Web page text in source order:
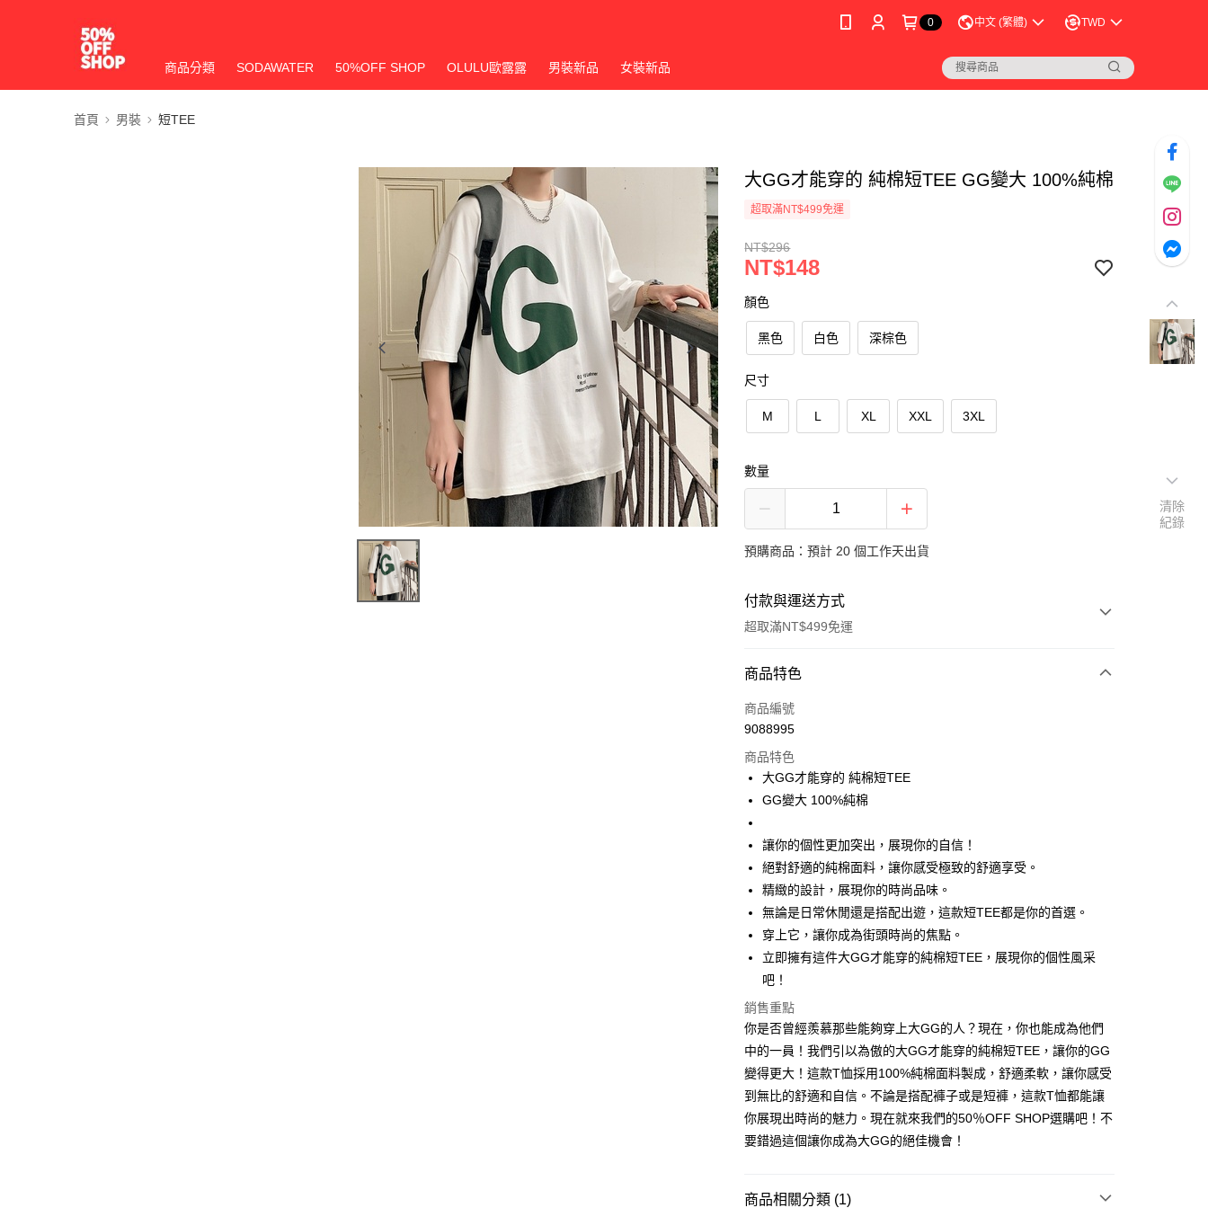
0 中文 (繁體) TWD
商品分類 SODAWATER 50%OFF SHOP OLULU歐露露 男裝新品 女裝新品
首頁 男裝 短TEE
大GG才能穿的 純棉短TEE GG變大 100%純棉
超取滿NT$499免運
NT$296
NT$148
顏色
黑色 白色 深棕色
尺寸
M L XL XXL 3XL
數量
預購商品：預計 20 個工作天出貨
付款與運送方式
超取滿NT$499免運
付款方式
信用卡一次付款
LINE Pay
Apple Pay
街口支付
悠遊付
Google Pay
全盈+PAY
大哥付你分期
【大哥付你分期使用說明】
1.本服務由台灣大哥大提供，台灣大哥大用戶可立即使用無須另外申請。
2.付款方式選擇「大哥付你分期」，訂單成立後會自動跳轉到大哥付的交易
流程，驗證手機門號後，選擇欲分期的期數、繳款截止日，確認付款後即
完成交易。
3.實際核准額度、可分期數及費用金額請依後續交易確認頁面所載為準。
消。如遇「轉專審核」未通過狀況，表示未達大哥付你分期系統評分，恕
無法說明評估內容。
2.透過簡訊連結打開帳單後，可選擇「超商條碼／台灣大直營門市／銀行轉
AFTEE先享後付
相關說明
AFTEE先享後付是「在收到商品之後才付款」的支付方式。 讓您購物簡單
便利好安心！
１．簡單：不需註冊會員、不需綁卡、不需儲值。
２．便利：只要手機號碼，簡訊認證，即可結帳。
３．安心：先確認商品／服務後，再付款。
１．於結帳方式選擇「AFTEE先享後付」後，將跳轉至「AFTEE先享後
ATM付款
運送方式
每筆NT$45
商品特色
商品編號
9088995
商品特色
大GG才能穿的 純棉短TEE
GG變大 100%純棉
讓你的個性更加突出，展現你的自信！
絕對舒適的純棉面料，讓你感受極致的舒適享受。
精緻的設計，展現你的時尚品味。
無論是日常休閒還是搭配出遊，這款短TEE都是你的首選。
穿上它，讓你成為街頭時尚的焦點。
立即擁有這件大GG才能穿的純棉短TEE，展現你的個性風采
吧！
銷售重點
你是否曾經羨慕那些能夠穿上大GG的人？現在，你也能成為他們
中的一員！我們引以為傲的大GG才能穿的純棉短TEE，讓你的GG
變得更大！這款T恤採用100%純棉面料製成，舒適柔軟，讓你感受
到無比的舒適和自信。不論是搭配褲子或是短褲，這款T恤都能讓
你展現出時尚的魅力。現在就來我們的50％OFF SHOP選購吧！不
要錯過這個讓你成為大GG的絕佳機會！
商品相關分類 (1)
清除
紀錄